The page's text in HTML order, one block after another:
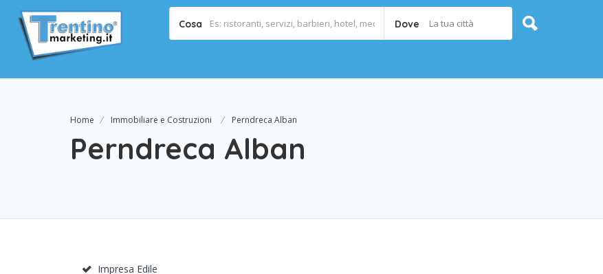
Cosa Dove La tua città
Home Immobiliare e Costruzioni Perndreca Alban
Perndreca Alban
Impresa Edile